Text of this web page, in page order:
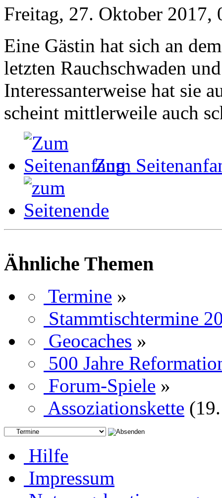
Freitag, 27. Oktober 2017,
Eine Gästin hat sich an
letzten Rauchschwaden
Interessanterweise hat sie
scheint mittlerweile auch
Zum
Ähnliche Themen
Termine »
Stammtischtermine
Geocaches »
500 Jahre
Forum-Spiele »
Assoziationskette
Hilfe
Impressum